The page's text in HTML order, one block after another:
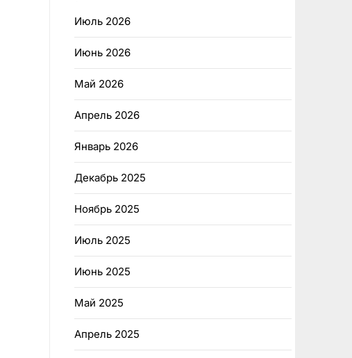
Июль 2026
Июнь 2026
Май 2026
Апрель 2026
Январь 2026
Декабрь 2025
Ноябрь 2025
Июль 2025
Июнь 2025
Май 2025
Апрель 2025